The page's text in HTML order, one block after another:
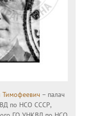
– палач
по НСО СССР,